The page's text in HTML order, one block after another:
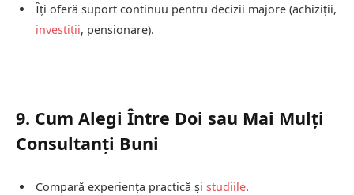
Îți oferă suport continuu pentru decizii majore (achiziții,
investiții, pensionare).
9. Cum Alegi Între Doi sau Mai Mulți
Consultanți Buni
Compară experiența practică și studiile.